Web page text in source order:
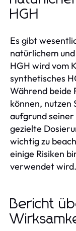
HGH
Es gibt
natürlichem
HGH wird vom
synthetisches
Während beide
können,
aufgrund
gezielte
wichtig zu
einige Risiken
verwendet wird.
Bericht